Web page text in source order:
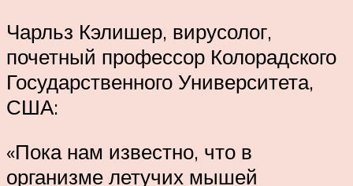
Чарльз Кэлишер, вирусолог,
почетный профессор Колорадского
Государственного Университета,
США:
«Пока нам известно, что в
организме летучих мышей